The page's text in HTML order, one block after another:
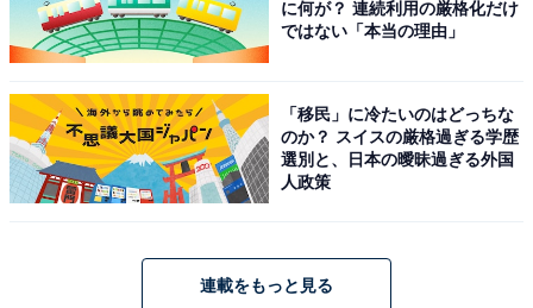
X is the future state of unlimited interactivity –
centered in audio, video, messaging,
payments/banking – creating a global marketplace
for ideas, goods, services, and opportunities.
Powered by AI, X will connect us all in ways we’re
just beginning to imagine.
— Linda Yaccarino (@lindayaX)July 23, 2023
に何が？ 連続利用の厳格化だけ
ではない「本当の理由」
「移民」に冷たいのはどっちな
のか？ スイスの厳格過ぎる学歴
選別と、日本の曖昧過ぎる外国
人政策
連載をもっと見る